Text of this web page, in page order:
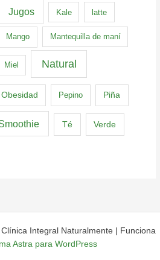
Jugos Kale latte
Mango Mantequilla de maní
Miel Natural
Obesidad Pepino Piña
Té Verde
Integral Naturalmente | Funciona
Astra para WordPress